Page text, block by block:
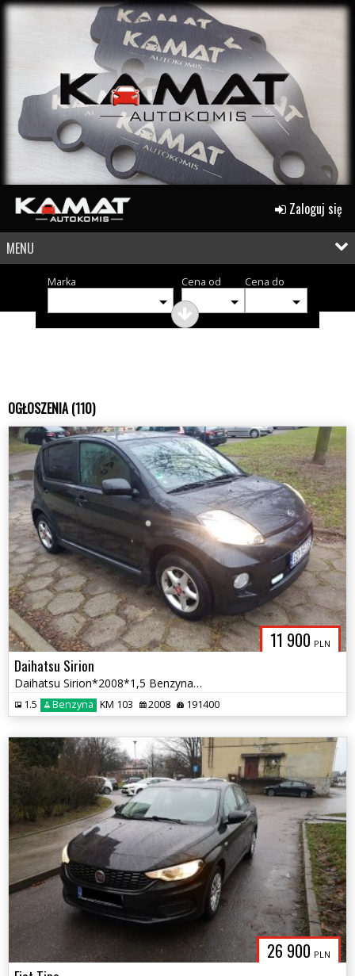
Zaloguj się
MENU
Marka Cena od Cena do
OGŁOSZENIA (110)
11 900 PLN
Daihatsu Sirion
Daihatsu Sirion*2008*1,5 Benzyna*103 KM*Zamiana
1.5 Benzyna KM 103 2008 191400
26 900 PLN